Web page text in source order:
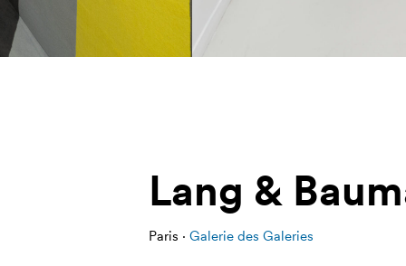
Lang &
Paris · Galerie des Galeries